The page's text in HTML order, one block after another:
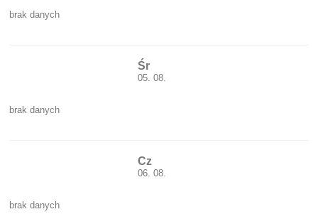
brak danych
Śr
05. 08.
brak danych
Cz
06. 08.
brak danych